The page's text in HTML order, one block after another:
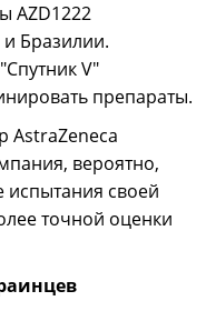
AZD1222
Бразилии.
V"
препараты.
AstraZeneca
вероятно,
испытания своей
точной оценки